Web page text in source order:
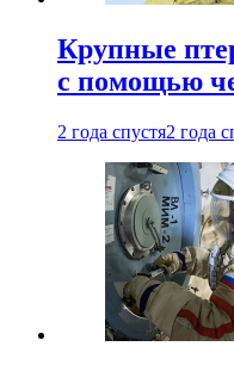
Крупные
с помощью
2 года спустя2 года